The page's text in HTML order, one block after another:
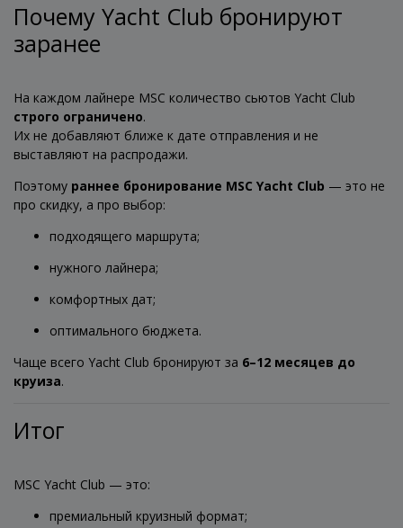
Почему Yacht Club бронируют
заранее
На каждом лайнере MSC количество сьютов Yacht Club
строго ограничено.
Их не добавляют ближе к дате отправления и не
выставляют на распродажи.
Поэтому раннее бронирование MSC Yacht Club — это не
про скидку, а про выбор:
подходящего маршрута;
нужного лайнера;
комфортных дат;
оптимального бюджета.
Чаще всего Yacht Club бронируют за 6–12 месяцев до
круиза.
Итог
MSC Yacht Club — это:
премиальный круизный формат;